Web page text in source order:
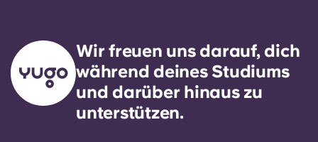
Wir freuen uns darauf, dich
während deines Studiums
und darüber hinaus zu
unterstützen.